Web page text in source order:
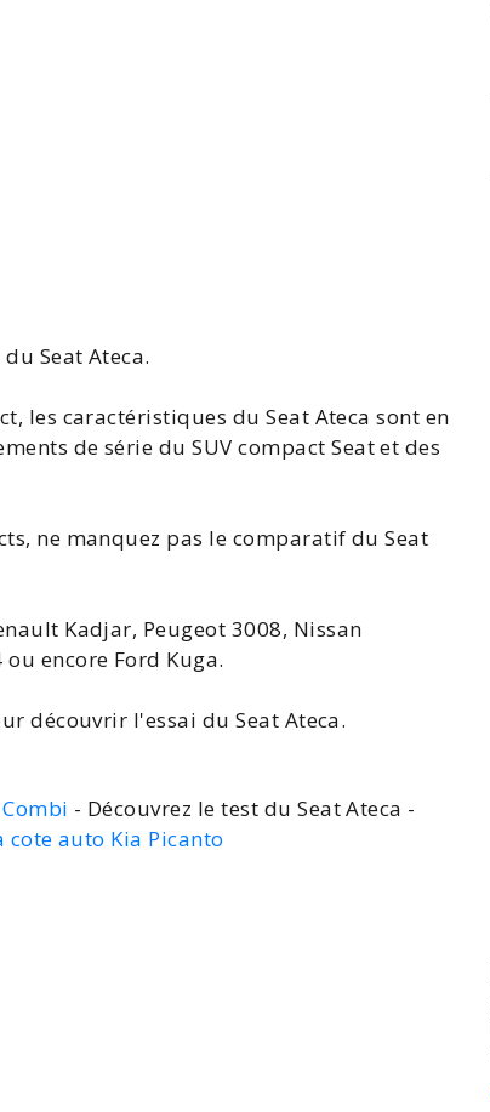
du Seat Ateca.
les caractéristiques du Seat Ateca sont en
de série du SUV compact Seat et des
ne manquez pas le comparatif du Seat
Kadjar, Peugeot 3008, Nissan
ou encore Ford Kuga.
découvrir l'essai du Seat Ateca.
- Découvrez le test du Seat Ateca -
cote auto Kia Picanto